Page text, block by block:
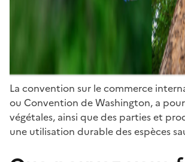
La convention sur le commerce
ou Convention de Washington, a
végétales, ainsi que des parties et
une utilisation durable des espèces